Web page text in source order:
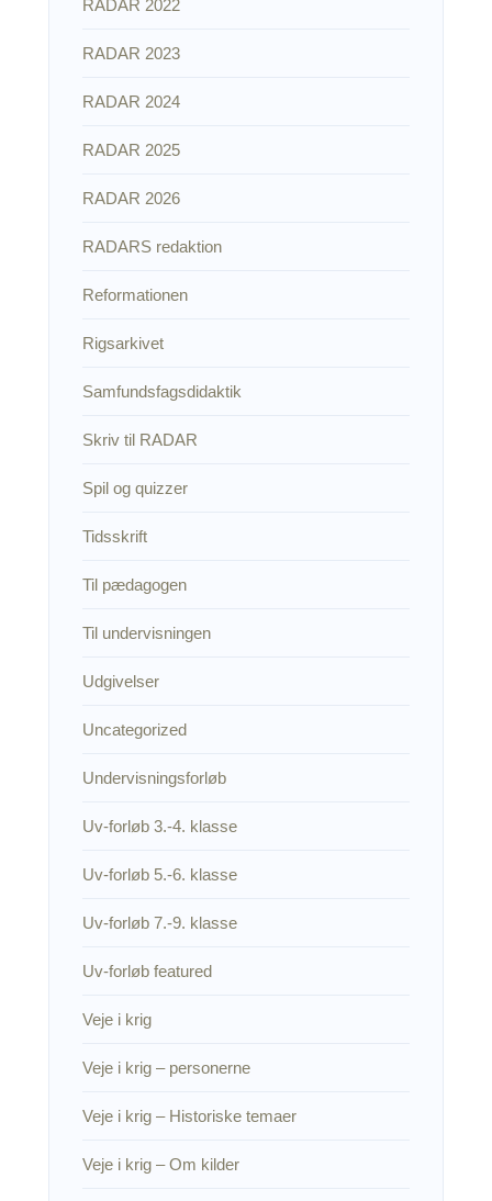
RADAR 2022
RADAR 2023
RADAR 2024
RADAR 2025
RADAR 2026
RADARS redaktion
Reformationen
Rigsarkivet
Samfundsfagsdidaktik
Skriv til RADAR
Spil og quizzer
Tidsskrift
Til pædagogen
Til undervisningen
Udgivelser
Uncategorized
Undervisningsforløb
Uv-forløb 3.-4. klasse
Uv-forløb 5.-6. klasse
Uv-forløb 7.-9. klasse
Uv-forløb featured
Veje i krig
Veje i krig – personerne
Veje i krig – Historiske temaer
Veje i krig – Om kilder